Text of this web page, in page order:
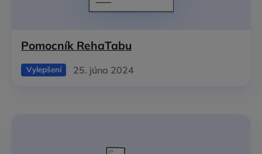
Pomocník RehaTabu
Vylepšení 25. júna 2024